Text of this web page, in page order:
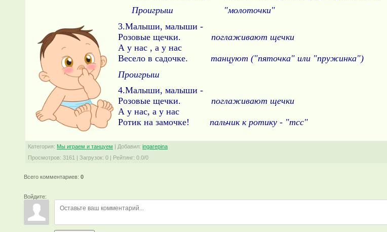
Проигрыш "молоточки"
3.Малыши, малыши -
Розовые щечки. поглаживают щечки
А у нас , а у нас
Весело в садочке. танцуют ("пяточка" или "пружинка")
Проигрыш
4.Малыши, малыши -
Розовые щечки.поглаживают щечки
А у нас, а у нас
Ротик на замочке!пальчик к ротику - "тсс"
Категория: Мы играем и танцуем | Добавил: ingarepina
Просмотров: 3161 |Загрузок: 0 | Рейтинг: 0.0/0
Всего комментариев:0
Войдите: